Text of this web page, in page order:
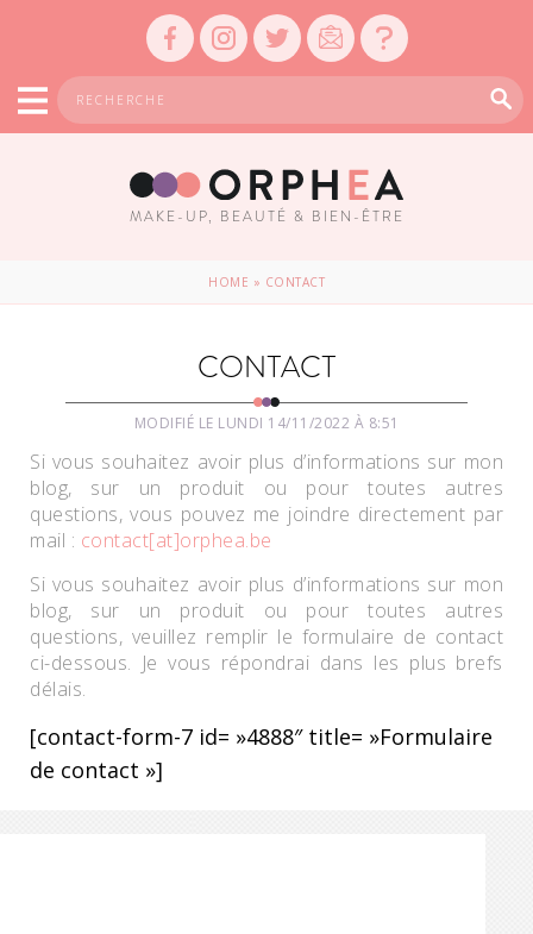
MAKE-UP, BEAUTÉ & BIEN-ÊTRE
HOME » CONTACT
CONTACT
MODIFIÉ LE LUNDI 14/11/2022 À 8:51
Si vous souhaitez avoir plus d’informations sur mon
blog, sur un produit ou pour toutes autres
questions, vous pouvez me joindre directement par
mail : contact[at]orphea.be
Si vous souhaitez avoir plus d’informations sur mon
blog, sur un produit ou pour toutes autres
questions, veuillez remplir le formulaire de contact
ci-dessous. Je vous répondrai dans les plus brefs
délais.
[contact-form-7 id= »4888″ title= »Formulaire
de contact »]